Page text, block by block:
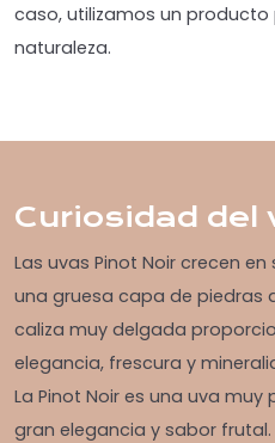
caso, utilizamos un
naturaleza.
Curiosidad del
Las uvas Pinot Noir crecen
una gruesa capa de piedras
caliza muy delgada
elegancia, frescura y
La Pinot Noir es una uva
gran elegancia y sabor